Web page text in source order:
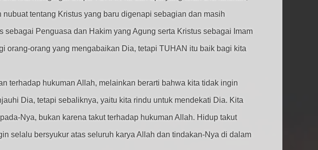
tentang Kristus yang baru digenapi sebagian dan masih
Penguasa dan Hakim yang Agung serta Kristus sebagai Imam
orang-orang yang mengabaikan Dia, tetapi TUHAN itu baik bagi kita
terhadap hukuman Allah, melainkan berarti bahwa kita tidak ingin
Dia, tetapi sebaliknya, yaitu kita rindu untuk mendekati Dia. Kita
Nya, bukan karena takut terhadap hukuman Allah. Hidup takut
selalu bersyukur atas seluruh karya Allah dan tindakan-Nya di dalam